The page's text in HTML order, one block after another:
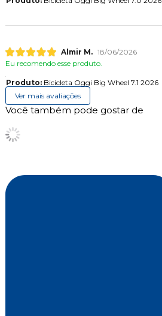
Almir M. 18/06/2026
Eu recomendo esse produto.
Produto:Bicicleta Oggi Big Wheel 7.1 2026
Ver mais avaliações
Você também pode gostar de